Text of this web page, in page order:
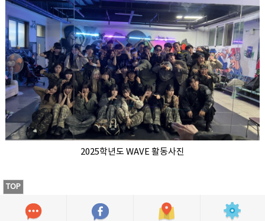
2025학년도 WAVE 활동사진
TOP